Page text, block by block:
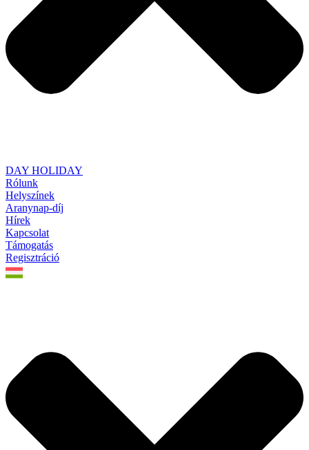
DAY HOLIDAY
Rólunk
Helyszínek
Aranynap-díj
Hírek
Kapcsolat
Támogatás
Regisztráció